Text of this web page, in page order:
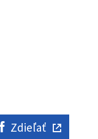
Zdieľať